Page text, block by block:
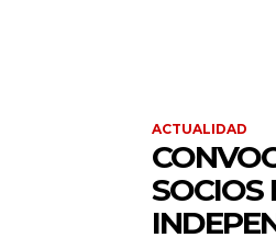
ACTUALIDAD
SOCIOS